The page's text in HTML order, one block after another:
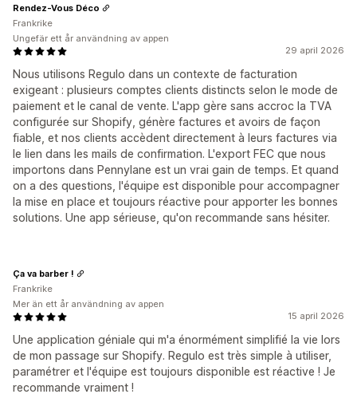
29 april 2026
Nous utilisons Regulo dans un contexte de facturation
exigeant : plusieurs comptes clients distincts selon le mode de
paiement et le canal de vente. L'app gère sans accroc la TVA
configurée sur Shopify, génère factures et avoirs de façon
fiable, et nos clients accèdent directement à leurs factures via
le lien dans les mails de confirmation. L'export FEC que nous
importons dans Pennylane est un vrai gain de temps. Et quand
on a des questions, l'équipe est disponible pour accompagner
la mise en place et toujours réactive pour apporter les bonnes
solutions. Une app sérieuse, qu'on recommande sans hésiter.
Rendez-Vous Déco
Frankrike
Ungefär ett år användning av appen
15 april 2026
Une application géniale qui m'a énormément simplifié la vie lors
de mon passage sur Shopify. Regulo est très simple à utiliser,
paramétrer et l'équipe est toujours disponible est réactive ! Je
recommande vraiment !
Ça va barber !
Frankrike
Mer än ett år användning av appen